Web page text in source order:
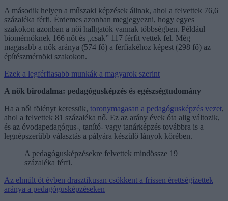
A második helyen a műszaki képzések állnak, ahol a felvettek 76,6
százaléka férfi. Érdemes azonban megjegyezni, hogy egyes
szakokon azonban a női hallgatók vannak többségben. Például
biomérnöknek 166 nőt és „csak” 117 férfit vettek fel. Még
magasabb a nők aránya (574 fő) a férfiakéhoz képest (298 fő) az
építészmérnöki szakokon.
Ezek a legférfiasabb munkák a magyarok szerint
A nők birodalma: pedagógusképzés és egészségtudomány
Ha a női fölényt keressük, toronymagasan a pedagógusképzés vezet,
ahol a felvettek 81 százaléka nő. Ez az arány évek óta alig változik,
és az óvodapedagógus-, tanító- vagy tanárképzés továbbra is a
legnépszerűbb választás a pályára készülő lányok körében.
A pedagógusképzésekre felvettek mindössze 19
százaléka férfi.
Az elmúlt öt évben drasztikusan csökkent a frissen érettségizettek
aránya a pedagógusképzéseken